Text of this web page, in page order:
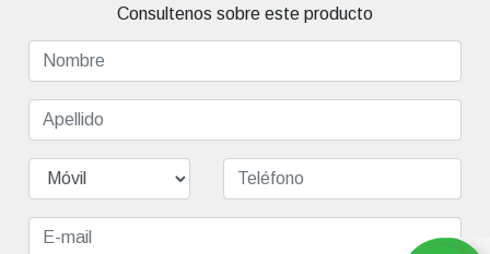
Consultenos sobre este producto